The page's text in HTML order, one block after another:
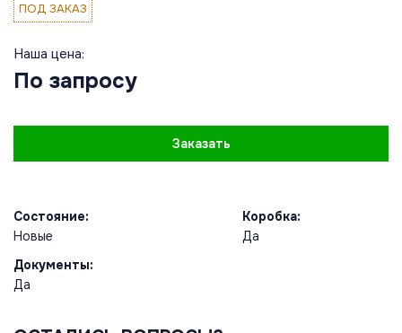
ПОД ЗАКАЗ
Наша цена:
По запросу
Заказать
Состояние:
Новые
Коробка:
Да
Документы:
Да